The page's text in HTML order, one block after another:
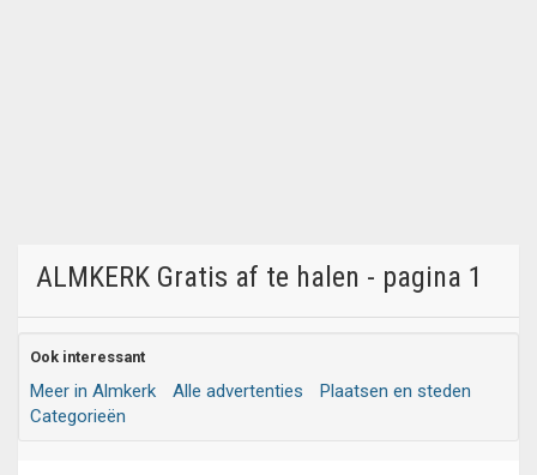
ALMKERK Gratis af te halen - pagina 1
Ook interessant
Meer in Almkerk Alle advertenties
Plaatsen en steden
Categorieën